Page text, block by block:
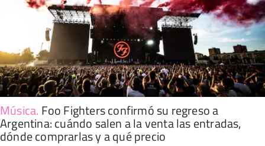
Música. Foo Fighters confirmó su regreso a
Argentina: cuándo salen a la venta las entradas,
dónde comprarlas y a qué precio